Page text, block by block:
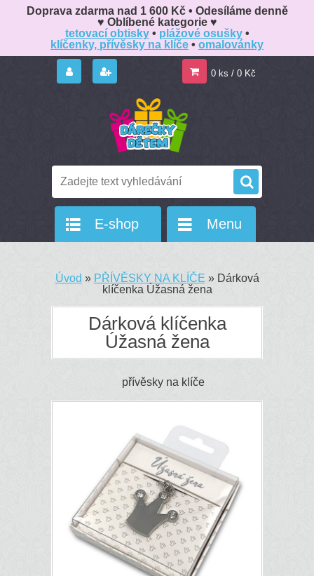
Doprava zdarma nad 1 600 Kč • Odesíláme denně
♥️ Oblíbené kategorie ♥️
tetovací obtisky• plážové osušky•
klíčenky, přívěsky na klíče • omalovánky
0 ks / 0 Kč
E-shop Menu
Úvod » PŘÍVĚSKY NA KLÍČE » Dárková
klíčenka Úžasná žena
Dárková klíčenka
Úžasná žena
přívěsky na klíče